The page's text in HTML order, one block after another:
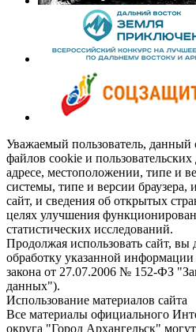
Уважаемый пользователь, данный
файлов cookie и
адресе, местоположении, типе и
системы, типе и версии браузера,
сайт, и сведения об открытых
целях улучшения
статистических исследований.
Продолжая использовать сайт, вы
обработку указанной
закона от 27.07.2006 № 152-ФЗ
данных").
Использование материалов сайта
Все материалы официального
округа "Город Архангельск"